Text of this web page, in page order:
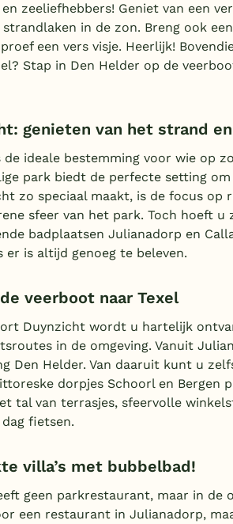
zeeliefhebbers! Geniet van een
in de zon. Breng ook
een vers visje. Heerlijk!
Stap in Den Helder op de
genieten van het strand
ideale bestemming voor wie op
park biedt de perfecte setting
zo speciaal maakt, is de focus
sfeer van het park. Toch hoeft
badplaatsen Julianadorp en
er is altijd genoeg te beleven.
veerboot naar Texel
Duynzicht wordt u hartelijk
in de omgeving. Vanuit
Den Helder. Van daaruit kunt u
dorpjes Schoorl en Bergen
tal van terrasjes, sfeervolle
fietsen.
villa’s met bubbelbad!
geen parkrestaurant, maar in de
een restaurant in Julianadorp,